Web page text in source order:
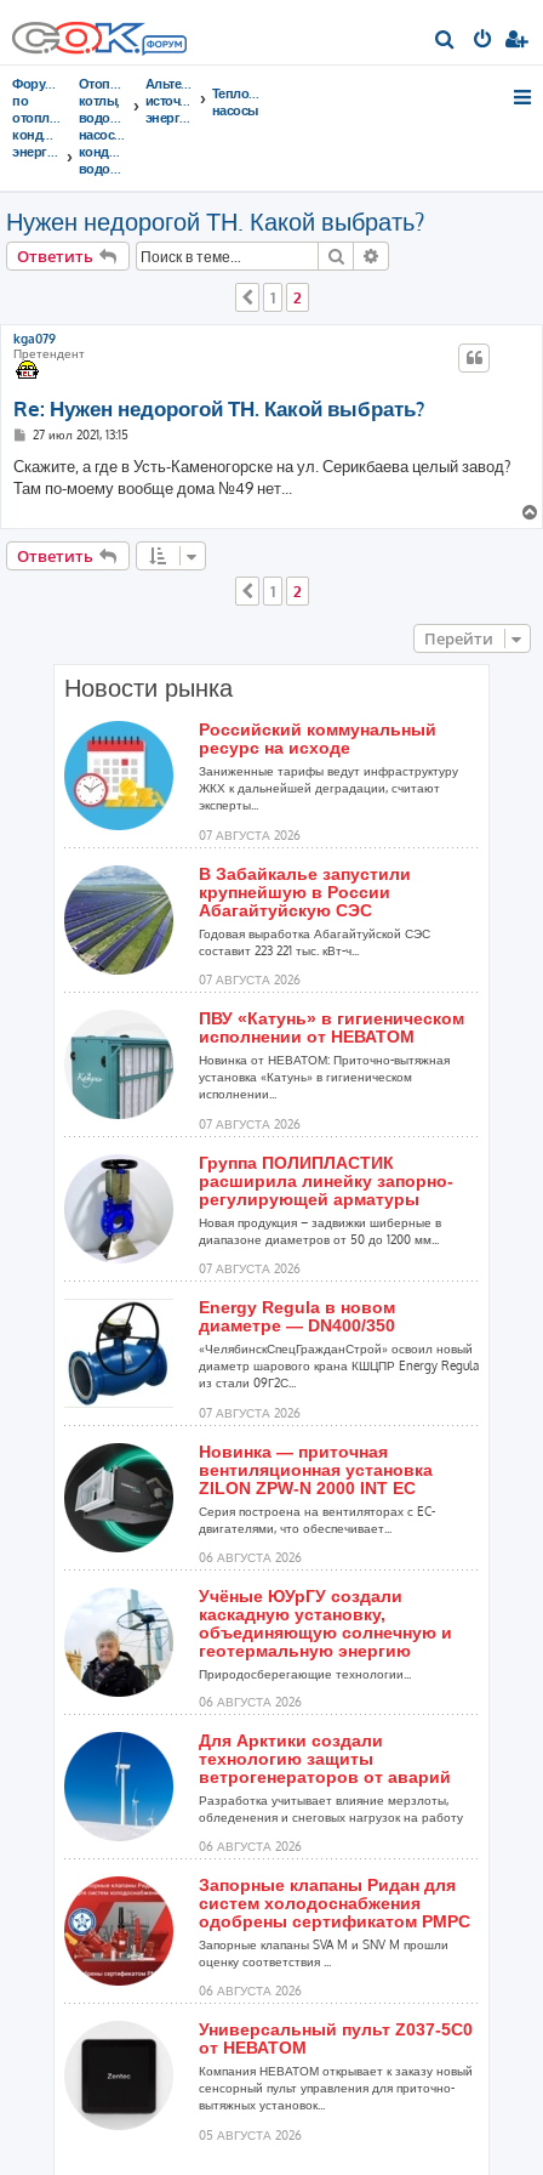
о
Форумы
по
отоплению,
кондиционированию,
энергосбережению
Отопительные
котлы,
водонагреватели,
насосы,
кондиционеры,
водоочистка...
Альтернативные
источники
энергии
Тепловые
насосы
Нужен недорогой ТН. Какой выбрать?
Ответить Поиск
Пред.
1 2
kga079
Претендент
Re: Нужен недорогой ТН. Какой выбрать?
С
о
б
щ
е
27 июл 2021, 13:15
Скажите, а где в Усть-Каменогорске на ул. Серикбаева целый завод?
Там по-моему вообще дома №49 нет...
Ответить
Пред.
1 2
Перейти
Новости рынка
Российский коммунальный
ресурс на исходе
Заниженные тарифы ведут инфраструктуру
ЖКХ к дальнейшей деградации, считают
эксперты...
07 АВГУСТА 2026
В Забайкалье запустили
крупнейшую в России
Абагайтуйскую СЭС
Годовая выработка Абагайтуйской СЭС
составит 223 221 тыс. кВт-ч...
07 АВГУСТА 2026
ПВУ «Катунь» в гигиеническом
исполнении от НЕВАТОМ
Новинка от НЕВАТОМ: Приточно-вытяжная
установка «Катунь» в гигиеническом
исполнении...
07 АВГУСТА 2026
Группа ПОЛИПЛАСТИК
расширила линейку запорно-
регулирующей арматуры
Новая продукция – задвижки шиберные в
диапазоне диаметров от 50 до 1200 мм...
07 АВГУСТА 2026
Energy Regula в новом
диаметре — DN400/350
«ЧелябинскСпецГражданСтрой» освоил новый
диаметр шарового крана КШЦПР Energy Regula
из стали 09Г2С...
07 АВГУСТА 2026
Новинка — приточная
вентиляционная установка
ZILON ZPW-N 2000 INT EC
Серия построена на вентиляторах с EC-
двигателями, что обеспечивает...
06 АВГУСТА 2026
Учёные ЮУрГУ создали
каскадную установку,
объединяющую солнечную и
геотермальную энергию
Природосберегающие технологии...
06 АВГУСТА 2026
Для Арктики создали
технологию защиты
ветрогенераторов от аварий
Разработка учитывает влияние мерзлоты,
обледенения и снеговых нагрузок на работу
06 АВГУСТА 2026
Запорные клапаны Ридан для
систем холодоснабжения
одобрены сертификатом РМРС
Запорные клапаны SVA M и SNV M прошли
оценку соответствия ...
06 АВГУСТА 2026
Универсальный пульт Z037-5C0
от НЕВАТОМ
Компания НЕВАТОМ открывает к заказу новый
сенсорный пульт управления для приточно-
вытяжных установок...
05 АВГУСТА 2026